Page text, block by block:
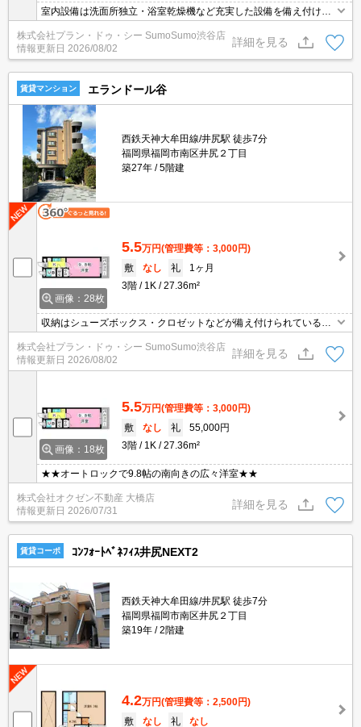
室内設備は洗面所独立・浴室乾燥機など充実した設備を備え付けて
います。宅配ボックスがあれば直接荷物を受け取る必要がないの
で、宅配業者を装う人に対する防犯対策にもなり安心できます。収
納はシューズボックス・クロゼットなど豊富なので、衣類や履き物
の整理がしやすく便利です。エアコン付きのマンションなので、快
適に生活できます。
株式会社プラン・ドゥ・シー SumoSumo渋谷店
情報更新日 2026/08/02
詳細を見る
賃貸マンション エランドール谷
西鉄天神大牟田線/井尻駅 徒歩7分
福岡県福岡市南区井尻２丁目
築27年
5階建
画像：28枚
5.5万円(管理費等：3,000円)
敷
なし 礼
1ヶ月
3階
1K 27.36m²
収納はシューズボックス・クロゼットなどが備え付けられているの
ターホン・オートロックなどを設置しているので安全面でも優れて
おります。室内設備はエアコン・BSなどが揃っており、とても充実
株式会社プラン・ドゥ・シー SumoSumo渋谷店
情報更新日 2026/08/02
詳細を見る
画像：18枚
5.5万円(管理費等：3,000円)
敷
なし 礼
55,000円
3階
1K 27.36m²
★★オートロックで9.8帖の南向きの広々洋室★★
株式会社オクゼン不動産 大橋店
情報更新日 2026/07/31
詳細を見る
賃貸コーポ ｺﾝﾌｫｰﾄﾍﾞﾈﾌｨｽ井尻NEXT2
西鉄天神大牟田線/井尻駅 徒歩7分
福岡県福岡市南区井尻２丁目
築19年
2階建
4.2万円(管理費等：2,500円)
敷
なし 礼
なし